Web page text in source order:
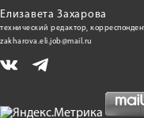
Елизавета Захарова
технический редактор,
zakharova.eli.job@mail.ru